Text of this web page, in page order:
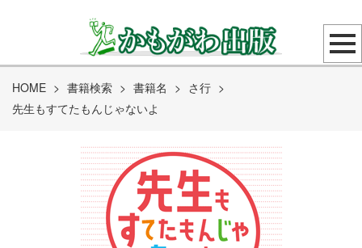
HOME > 書籍検索 > 書籍名 > さ行 >
先生もすてたもんじゃないよ